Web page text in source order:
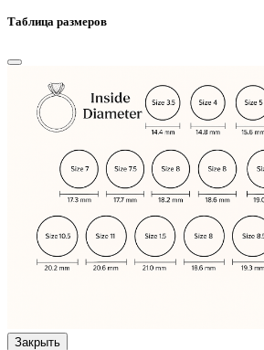
Таблица размеров
Закрыть